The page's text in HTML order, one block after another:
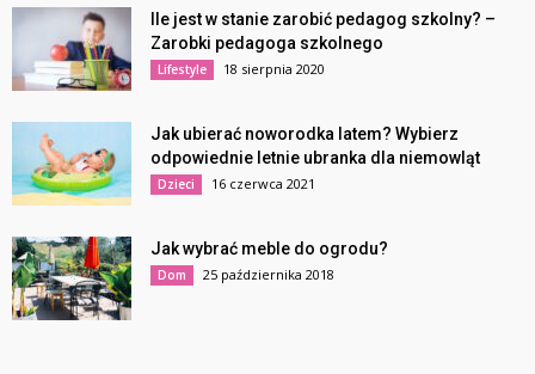
Ile jest w stanie zarobić pedagog szkolny? –
Zarobki pedagoga szkolnego
Lifestyle 18 sierpnia 2020
Jak ubierać noworodka latem? Wybierz
odpowiednie letnie ubranka dla niemowląt
Dzieci 16 czerwca 2021
Jak wybrać meble do ogrodu?
Dom 25 października 2018